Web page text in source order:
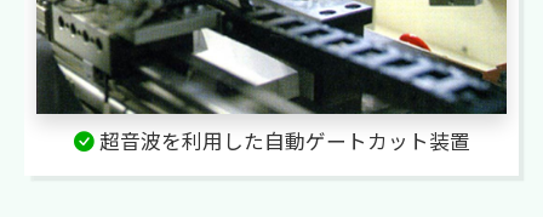
超音波を利用した自動ゲートカット装置